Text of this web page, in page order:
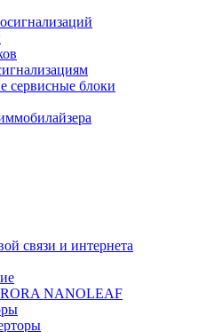
сервисные блоки
связи и интернета
NANOLEAF